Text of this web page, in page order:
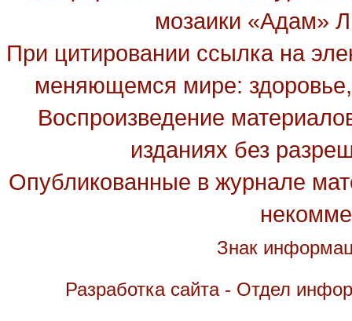
мозаики «Адам»
При цитировании ссылка на
меняющемся мире: здоровье,
Воспроизведение
изданиях без
Опубликованные в журнале
Знак
Разработка сайта - Отдел